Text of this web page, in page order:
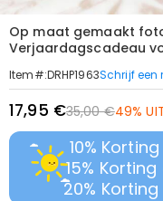
Op maat gemaakt
Verjaardagscadeau
Item#:DRHP1963Schrijf een
17,95 €35,00 €49%
10%
15%
20%